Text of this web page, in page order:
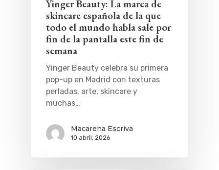
Yinger Beauty: La marca de
skincare española de la que
todo el mundo habla sale por
fin de la pantalla este fin de
semana
Yinger Beauty celebra su primera
pop-up en Madrid con texturas
perladas, arte, skincare y
muchas…
Macarena Escriva
10 abril, 2026
Música
Gastro